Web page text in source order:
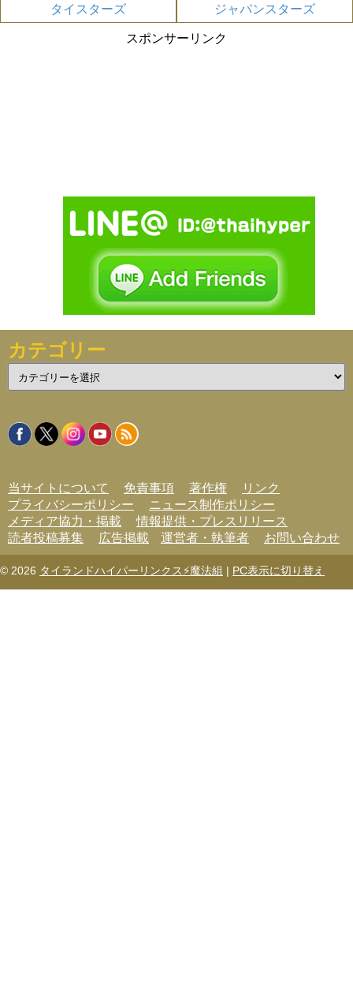
タイスターズ
ジャパンスターズ
スポンサーリンク
カテゴリー
テ
リ
ー
当サイトについて 免責事項 著作権
リンク
プライバシーポリシー
ニュース制作ポリシー
メディア協力・掲載
情報提供・プレスリリース
読者投稿募集
広告掲載 運営者・執筆者 お問い合わせ
© 2026 タイランドハイパーリンクス⚡魔法組 | PC表示に切り替え